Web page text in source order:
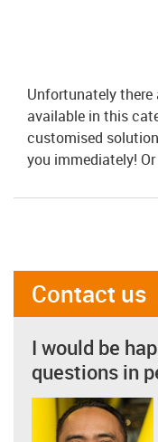
Unfortunately
available in this
customised
you immediately! Or
Contact us
I would be
questions in